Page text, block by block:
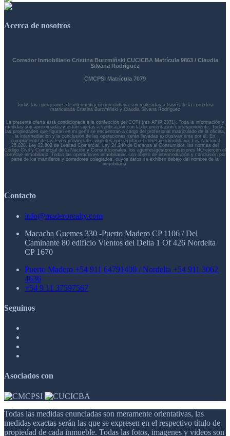
Acerca de nosotros
Corredor Inmobiliario Cristina Burzmiñski CUCICBA Matrícula 9863 / Claudia
Silvana Rodríguez
CMCPSI Matrícula 7079
Todas las operaciones de intermediación inmobiliaria son realizadas a través de la corredora
matriculada Cristina Burzmiñski y Claudia Silvana Rodríguez
La presente oferta está condicionada a la confección del COTI (res AFIP 2371). Toda la información y
medidas son aproximadas y están sujetas a verificación con la documentación correspondiente. Todas
las propiedades que figuran en mi perfil se encuentran a cargo del profesional matriculado de la oficina,
la intermediación y la conclusión de las operaciones serán llevadas exclusivamente por él. En
cumplimiento de las leyes provinciales vigentes que regulan el corretaje inmobiliario, Ley Nacional
25.028, Ley 22.802 de Lealtad Comercial, Ley 24.240 de Defensa al Consumidor, las normas del
Código Civil y Comercial de la Nación y Constitucionales, los agentes/gestores/asesores NO ejercen el
corretaje inmobiliario. Todas las operaciones inmobiliarias son objeto de intermediación y conclusión por
parte de los martilleros y corredores colegiados, cuyos datos se exhiben debajo del nombre de la
inmobiliaria.
Contacto
info@maderorealty.com
Macacha Guemes 330 -Puerto Madero CP 1106 / Del
Caminante 80 edificio Vientos del Delta 1 Of 426 Nordelta
CP 1670
Puerto Madero +54 911 64791400 / Nordelta +54 911 3062
4636
+54 9 11 37597567
Seguinos
Asociados con
Todas las medidas enunciadas son meramente orientativas, las
medidas exactas serán las que se expresen en el respectivo título de
propiedad de cada inmueble. Todas las fotos, imagenes y videos son